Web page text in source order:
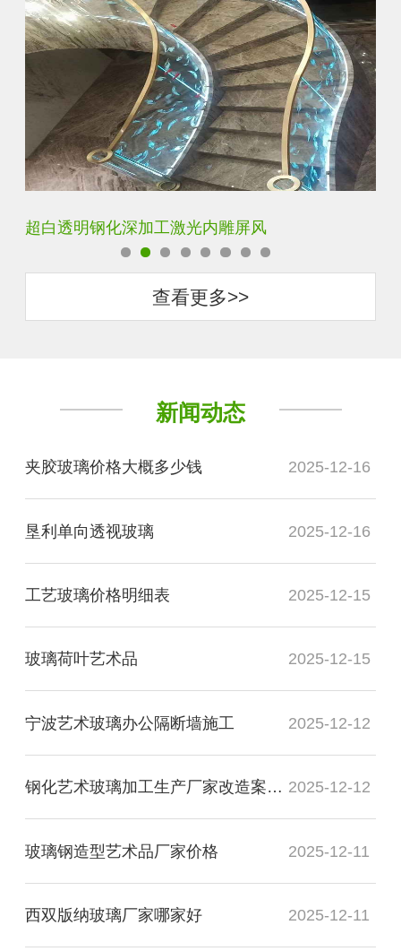
玄关水晶立体雕刻3D激光内雕玻璃
查看更多>>
新闻动态
夹胶玻璃价格大概多少钱 2025-12-16
垦利单向透视玻璃 2025-12-16
工艺玻璃价格明细表 2025-12-15
玻璃荷叶艺术品 2025-12-15
宁波艺术玻璃办公隔断墙施工 2025-12-12
钢化艺术玻璃加工生产厂家改造案例图 2025-12-12
玻璃钢造型艺术品厂家价格 2025-12-11
西双版纳玻璃厂家哪家好 2025-12-11